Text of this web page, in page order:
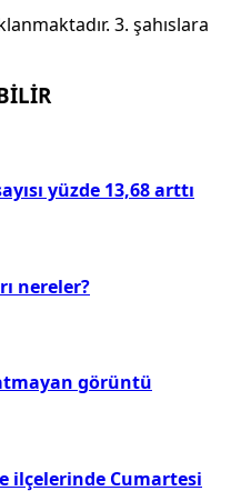
3. şahıslara
yüzde 13,68 arttı
nereler?
görüntü
ilçelerinde Cumartesi